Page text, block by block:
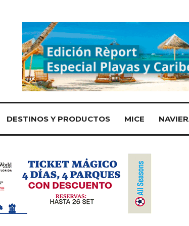
DESTINOS Y PRODUCTOS MICE